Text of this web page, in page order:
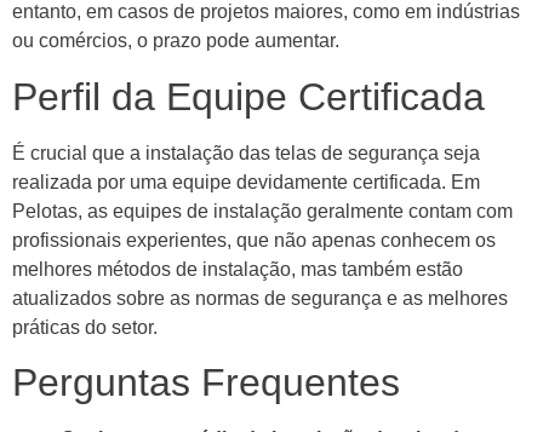
entanto, em casos de projetos maiores, como em indústrias
ou comércios, o prazo pode aumentar.
Perfil da Equipe Certificada
É crucial que a instalação das telas de segurança seja
realizada por uma equipe devidamente certificada. Em
Pelotas, as equipes de instalação geralmente contam com
profissionais experientes, que não apenas conhecem os
melhores métodos de instalação, mas também estão
atualizados sobre as normas de segurança e as melhores
práticas do setor.
Perguntas Frequentes